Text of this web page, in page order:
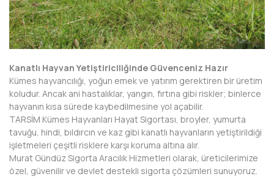
Kanatlı Hayvan Yetiştiriciliğinde Güvenceniz Hazır
Kümes hayvancılığı, yoğun emek ve yatırım gerektiren bir üretim
koludur. Ancak ani hastalıklar, yangın, fırtına gibi riskler; binlerce
hayvanın kısa sürede kaybedilmesine yol açabilir.
TARSİM Kümes Hayvanları Hayat Sigortası, broyler, yumurta
tavuğu, hindi, bıldırcın ve kaz gibi kanatlı hayvanların yetiştirildiği
işletmeleri çeşitli risklere karşı koruma altına alır.
Murat Gündüz Sigorta Aracılık Hizmetleri olarak, üreticilerimize
özel, güvenilir ve devlet destekli sigorta çözümleri sunuyoruz.